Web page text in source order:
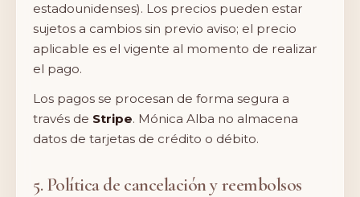
estadounidenses). Los precios pueden estar
sujetos a cambios sin previo aviso; el precio
aplicable es el vigente al momento de realizar
el pago.
Los pagos se procesan de forma segura a
través de Stripe. Mónica Alba no almacena
datos de tarjetas de crédito o débito.
5. Política de cancelación y reembolsos